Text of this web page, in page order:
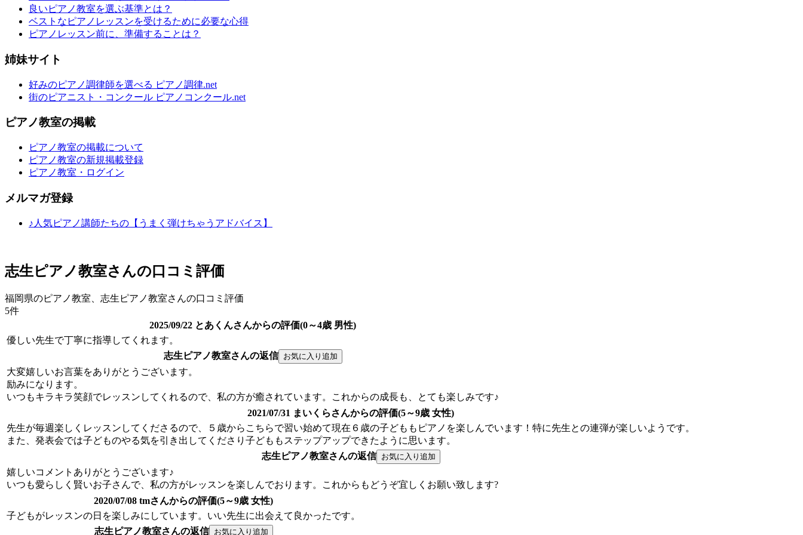
良いピアノ教室を選ぶ基準とは？
ベストなピアノレッスンを受けるために必要な心得
ピアノレッスン前に、準備することは？
姉妹サイト
好みのピアノ調律師を選べる ピアノ調律.net
街のピアニスト・コンクール ピアノコンクール.net
ピアノ教室の掲載
ピアノ教室の掲載について
ピアノ教室の新規掲載登録
ピアノ教室・ログイン
メルマガ登録
♪人気ピアノ講師たちの【うまく弾けちゃうアドバイス】
志生ピアノ教室さんの口コミ評価
福岡県のピアノ教室、志生ピアノ教室さんの口コミ評価
5件
2025/09/22 とあくんさんからの評価(0～4歳 男性)
優しい先生で丁寧に指導してくれます。
志生ピアノ教室さんの返信
大変嬉しいお言葉をありがとうございます。
励みになります。
いつもキラキラ笑顔でレッスンしてくれるので、私の方が癒されています。これからの成長も、とても楽しみです♪
2021/07/31 まいくらさんからの評価(5～9歳 女性)
先生が毎週楽しくレッスンしてくださるので、５歳からこちらで習い始めて現在６歳の子どももピアノを楽しんでいます！特に先生との連弾が楽しいようです。
また、発表会では子どものやる気を引き出してくださり子どももステップアップできたように思います。
志生ピアノ教室さんの返信
嬉しいコメントありがとうございます♪
いつも愛らしく賢いお子さんで、私の方がレッスンを楽しんでおります。これからもどうぞ宜しくお願い致します?
2020/07/08 tmさんからの評価(5～9歳 女性)
子どもがレッスンの日を楽しみにしています。いい先生に出会えて良かったです。
志生ピアノ教室さんの返信